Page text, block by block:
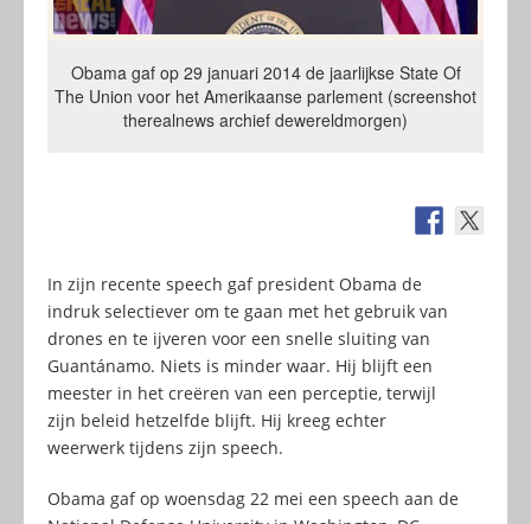
Obama gaf op 29 januari 2014 de jaarlijkse State Of
The Union voor het Amerikaanse parlement (screenshot
therealnews archief dewereldmorgen)
In zijn recente speech gaf president Obama de
indruk selectiever om te gaan met het gebruik van
drones en te ijveren voor een snelle sluiting van
Guantánamo. Niets is minder waar. Hij blijft een
meester in het creëren van een perceptie, terwijl
zijn beleid hetzelfde blijft. Hij kreeg echter
weerwerk tijdens zijn speech.
Obama gaf op woensdag 22 mei een speech aan de